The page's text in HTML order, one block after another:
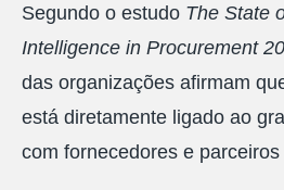
Segundo o estudo The State
Intelligence in Procurement
das organizações afirmam
está diretamente ligado ao
com fornecedores e